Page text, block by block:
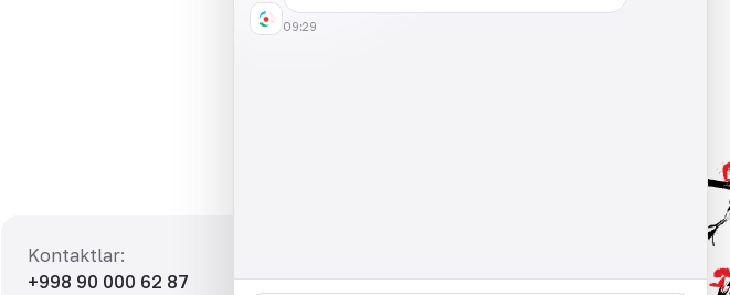
Kontaktlar:
+998 90 000 62 87
Toshkent shahri, Olmazor tumani,
09:29